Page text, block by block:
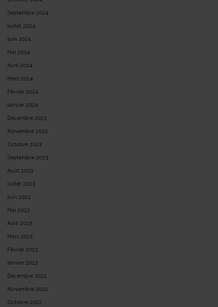
Septembre 2024
Juillet 2024
Juin 2024
Mai 2024
Avril 2024
Mars 2024
Février 2024
Janvier 2024
Décembre 2023
Novembre 2023
Octobre 2023
Septembre 2023
Août 2023
Juillet 2023
Juin 2023
Mai 2023
Avril 2023
Mars 2023
Février 2023
Janvier 2023
Décembre 2022
Novembre 2022
Octobre 2022